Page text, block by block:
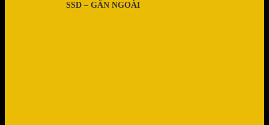
SSD – GẮN NGOÀI